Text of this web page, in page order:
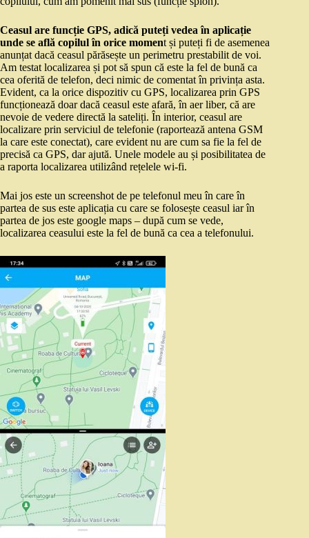
Ceasul are funcție GPS, adică puteți vedea în aplicație
unde se află copilul în orice moment și puteți fi de asemenea
anunțat dacă ceasul părăsește un perimetru prestabilit de voi.
Am testat localizarea și pot să spun că este la fel de bună ca
cea oferită de telefon, deci nimic de comentat în privința asta.
Evident, ca la orice dispozitiv cu GPS, localizarea prin GPS
funcționează doar dacă ceasul este afară, în aer liber, că are
nevoie de vedere directă la sateliți. În interior, ceasul are
localizare prin serviciul de telefonie (raportează antena GSM
la care este conectat), care evident nu are cum sa fie la fel de
precisă ca GPS, dar ajută. Unele modele au și posibilitatea de
a raporta localizarea utilizând rețelele wi-fi.
Mai jos este un screenshot de pe telefonul meu în care în
partea de sus este aplicația cu care se folosește ceasul iar în
partea de jos este google maps – după cum se vede,
localizarea ceasului este la fel de bună ca cea a telefonului.